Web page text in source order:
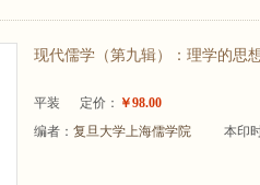
现代儒学（第九辑）：理学的思
平装 定价： ￥98.00
编者： 复旦大学上海儒学院 本印